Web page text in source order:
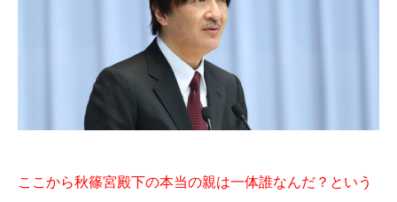
ここから秋篠宮殿下の本当の親は一体誰なんだ？という